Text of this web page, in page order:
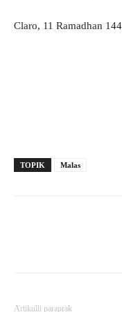
Claro, 11 Ramadhan
TOPIK Malas
Artikulli paraprak